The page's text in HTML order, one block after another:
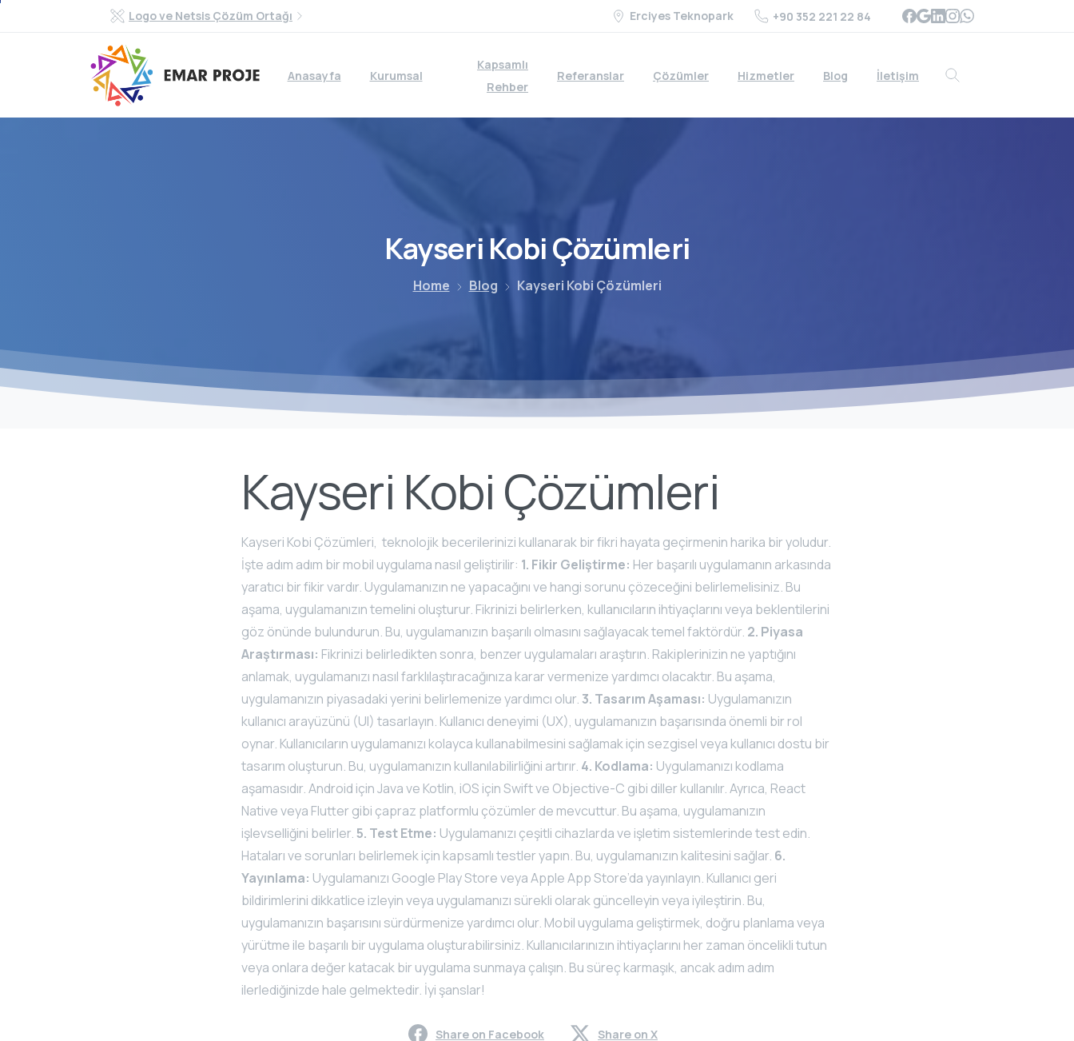
Logo ve Netsis Çözüm Ortağı Erciyes Teknopark +90 352 221 22 84
Anasayfa Kurumsal
Kapsamlı
Rehber
Referanslar Çözümler Hizmetler Blog İletişim
Search
Kayseri KobiÇözümleri
Home Blog Kayseri Kobi Çözümleri
Kayseri Kobi Çözümleri
Kayseri Kobi Çözümleri, teknolojik becerilerinizi kullanarak bir fikri hayata geçirmenin harika bir yoludur.
İşte adım adım bir mobil uygulama nasıl geliştirilir: 1. Fikir Geliştirme: Her başarılı uygulamanın arkasında
yaratıcı bir fikir vardır. Uygulamanızın ne yapacağını ve hangi sorunu çözeceğini belirlemelisiniz. Bu
aşama, uygulamanızın temelini oluşturur. Fikrinizi belirlerken, kullanıcıların ihtiyaçlarını veya beklentilerini
göz önünde bulundurun. Bu, uygulamanızın başarılı olmasını sağlayacak temel faktördür. 2. Piyasa
Araştırması: Fikrinizi belirledikten sonra, benzer uygulamaları araştırın. Rakiplerinizin ne yaptığını
anlamak, uygulamanızı nasıl farklılaştıracağınıza karar vermenize yardımcı olacaktır. Bu aşama,
uygulamanızın piyasadaki yerini belirlemenize yardımcı olur. 3. Tasarım Aşaması: Uygulamanızın
kullanıcı arayüzünü (UI) tasarlayın. Kullanıcı deneyimi (UX), uygulamanızın başarısında önemli bir rol
oynar. Kullanıcıların uygulamanızı kolayca kullanabilmesini sağlamak için sezgisel veya kullanıcı dostu bir
tasarım oluşturun. Bu, uygulamanızın kullanılabilirliğini artırır. 4. Kodlama: Uygulamanızı kodlama
aşamasıdır. Android için Java ve Kotlin, iOS için Swift ve Objective-C gibi diller kullanılır. Ayrıca, React
Native veya Flutter gibi çapraz platformlu çözümler de mevcuttur. Bu aşama, uygulamanızın
işlevselliğini belirler.5. Test Etme: Uygulamanızı çeşitli cihazlarda ve işletim sistemlerinde test edin.
Hataları ve sorunları belirlemek için kapsamlı testler yapın. Bu, uygulamanızın kalitesini sağlar. 6.
Yayınlama: Uygulamanızı Google Play Store veya Apple App Store’da yayınlayın. Kullanıcı geri
bildirimlerini dikkatlice izleyin veya uygulamanızı sürekli olarak güncelleyin veya iyileştirin. Bu,
uygulamanızın başarısını sürdürmenize yardımcı olur. Mobil uygulama geliştirmek, doğru planlama veya
yürütme ile başarılı bir uygulama oluşturabilirsiniz. Kullanıcılarınızın ihtiyaçlarını her zaman öncelikli tutun
veya onlara değer katacak bir uygulama sunmaya çalışın. Bu süreç karmaşık, ancak adım adım
ilerlediğinizde hale gelmektedir. İyi şanslar!
Share on Facebook Share on X